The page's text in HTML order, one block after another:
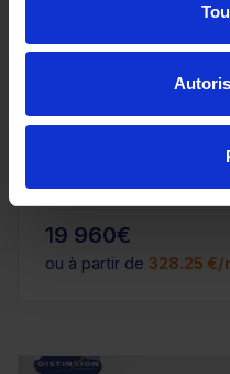
RENAULT CLIO
1.0 TCe 90ch Evolution
19 960€
ou à partir de 328.25 €/